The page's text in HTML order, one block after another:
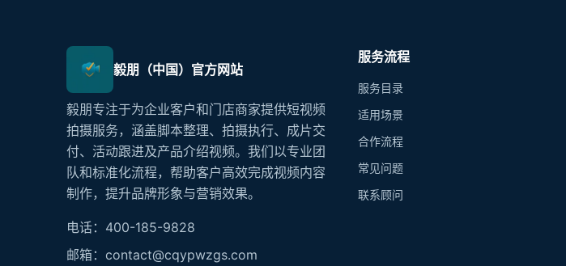
毅朋（中国）官方网站
毅朋专注于为企业客户和门店商家提供短视频
拍摄服务，涵盖脚本整理、拍摄执行、成片交
付、活动跟进及产品介绍视频。我们以专业团
队和标准化流程，帮助客户高效完成视频内容
制作，提升品牌形象与营销效果。
电话：400-185-9828
邮箱：contact@cqypwzgs.com
服务流程
服务目录
适用场景
合作流程
常见问题
联系顾问